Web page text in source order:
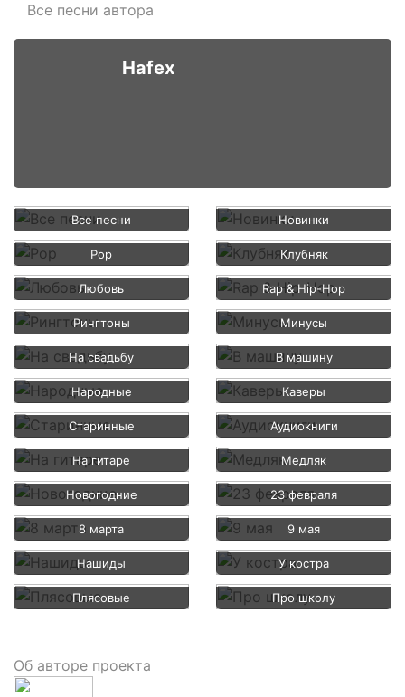
Все песни автора
Hafex
Все песни Новинки
Pop Клубняк
Любовь Rap & Hip-Hop
Рингтоны Минусы
На свадьбу В машину
Народные Каверы
Старинные Аудиокниги
На гитаре Медляк
Новогодние 23 февраля
8 марта 9 мая
Нашиды У костра
Плясовые Про школу
Об авторе проекта